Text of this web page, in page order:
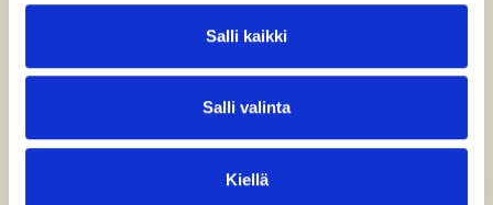
Salli kaikki
Salli valinta
Kiellä